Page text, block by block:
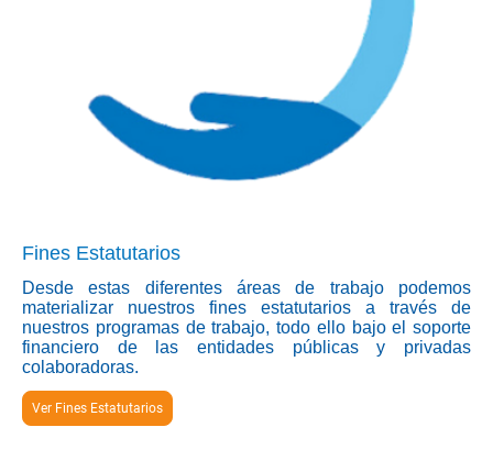
Fines Estatutarios
Desde estas diferentes áreas de trabajo podemos
materializar nuestros fines estatutarios a través de
nuestros programas de trabajo, todo ello bajo el soporte
financiero de las entidades públicas y privadas
colaboradoras.
Ver Fines Estatutarios